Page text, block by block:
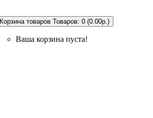
Корзина товаров Товаров: 0 (0.00р.)
Ваша корзина пуста!